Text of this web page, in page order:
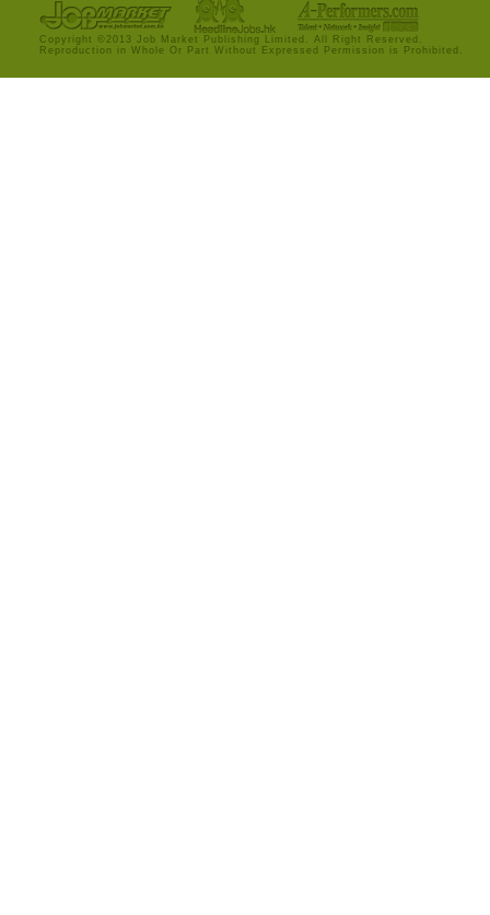
Copyright ©2013 Job Market Publishing Limited. All Right Reserved.
Reproduction in Whole Or Part Without Expressed Permission is Prohibited.